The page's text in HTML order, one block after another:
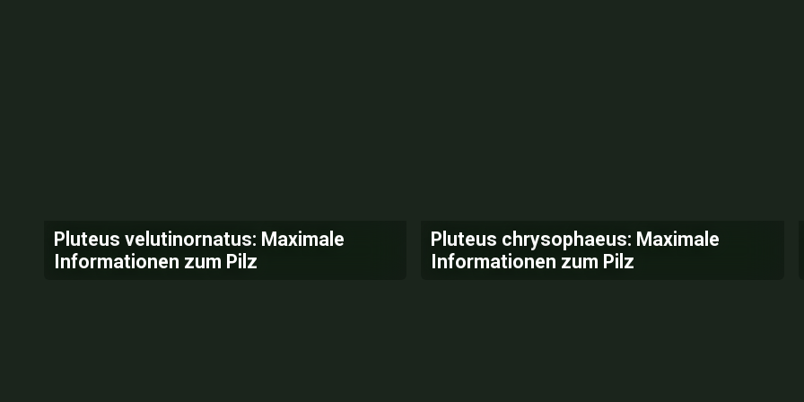
Pluteus velutinornatus: Maximale
Informationen zum Pilz
Pluteus chrysophaeus: Maximale
Informationen zum Pilz